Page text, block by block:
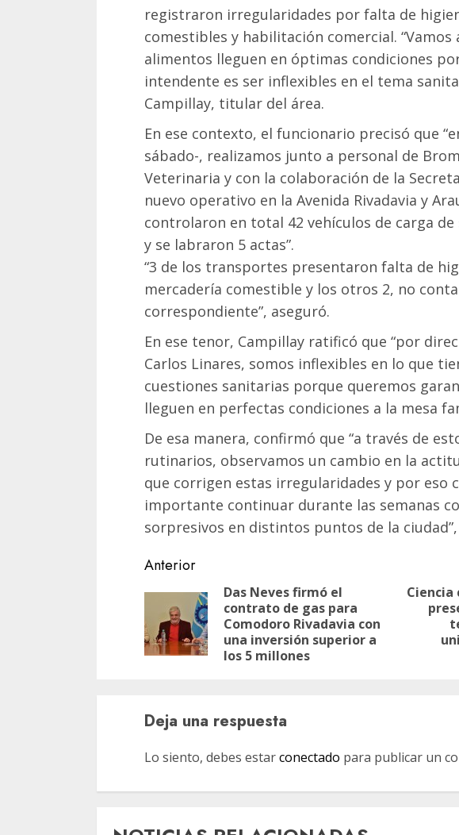
registraron irregularidades por falta de
comestibles y habilitación comercial.
alimentos lleguen en óptimas condiciones
intendente es ser inflexibles en el tema
Campillay, titular del área.
En ese contexto, el funcionario precisó que
sábado-, realizamos junto a personal de
Veterinaria y con la colaboración de la
nuevo operativo en la Avenida Rivadavia y
controlaron en total 42 vehículos de carga
y se labraron 5 actas”.
“3 de los transportes presentaron falta de
mercadería comestible y los otros 2, no
correspondiente”, aseguró.
En ese tenor, Campillay ratificó que “por
Carlos Linares, somos inflexibles en lo que
cuestiones sanitarias porque queremos
lleguen en perfectas condiciones a la mesa
De esa manera, confirmó que “a través de
rutinarios, observamos un cambio en la
que corrigen estas irregularidades y por eso
importante continuar durante las semanas
sorpresivos en distintos puntos de la
Navegación
de
entradas
Anterior
Entrada
Das Neves firmó el
contrato de gas para
Comodoro Rivadavia con
una inversión superior a
los 5 millones
Siguiente
Ciencia
Deja una respuesta
Lo siento, debes estarconectado para publicar un